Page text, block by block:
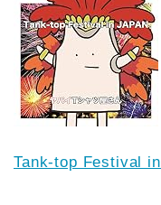
Tank-top Festival